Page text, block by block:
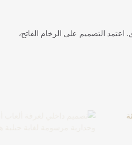
التصميم على الرخام الفاتح،